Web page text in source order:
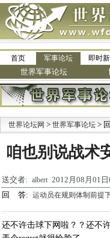
首页 军事论坛 即时
世界军事论坛
世界论坛网 > 世界军事论坛 >
咱也别说战术
送交者: albert 2012月08月01
回 答: 运动员在规则体制前提
还不许击球下网啦？？还不